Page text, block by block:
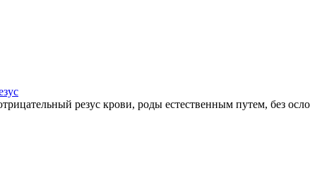
резус крови, роды естественным путем, без